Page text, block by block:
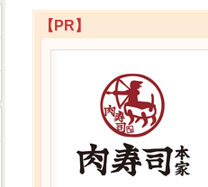
【PR】